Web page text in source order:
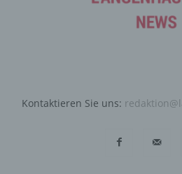
Kontaktieren Sie uns:
Mittels eines Cookies können die
wie bereits erwähnt, die Benutzer